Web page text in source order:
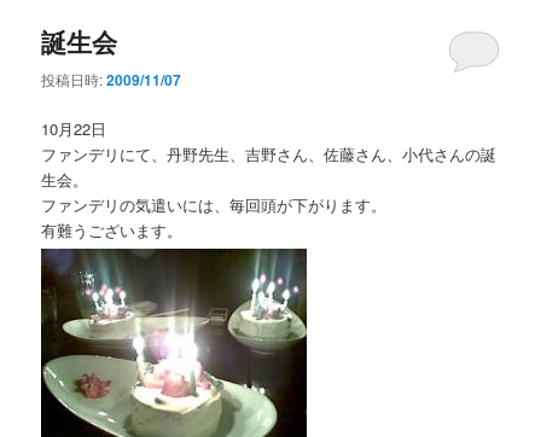
誕生会
投稿日時:2009/11/07
10月22日
ファンデリにて、丹野先生、吉野さん、佐藤さん、小代さんの誕
生会。
ファンデリの気遣いには、毎回頭が下がります。
有難うございます。